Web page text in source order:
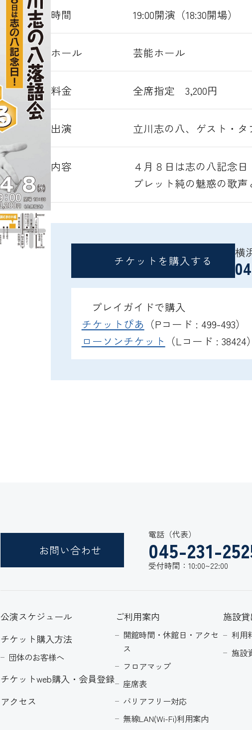
時間 19:00開演（18:30開場）
ホール 芸能ホール
料金 全席指定 3,200円
出演 立川志の八、ゲスト・
内容
４月８日は志の八記念
ブレット純の魅惑の歌
チケットを購入する
横
プレイガイドで購入
チケットぴあ （Pコード : 499-493）
ローソンチケット （Lコード : 38424
お問い合わせ
電話（代表）
045-231-
受付時間：10:00~22:00
公演スケジュール
チケット購入方法
団体のお客様へ
チケットweb購入・会員登録
アクセス
ご利用案内
開館時間・休館日・アクセ
ス
フロアマップ
座席表
バリアフリー対応
無線LAN(Wi-Fi)利用案内
施設
利用
施設